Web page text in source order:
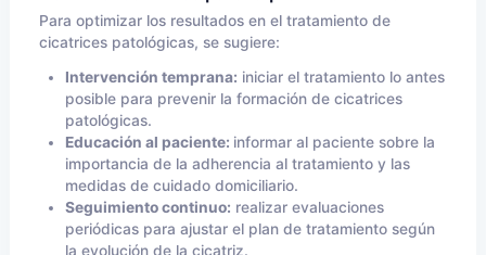
Para optimizar los resultados en el tratamiento de
cicatrices patológicas, se sugiere:
Intervención temprana: iniciar el tratamiento lo antes
posible para prevenir la formación de cicatrices
patológicas.
Educación al paciente: informar al paciente sobre la
importancia de la adherencia al tratamiento y las
medidas de cuidado domiciliario.
Seguimiento continuo: realizar evaluaciones
periódicas para ajustar el plan de tratamiento según
la evolución de la cicatriz.